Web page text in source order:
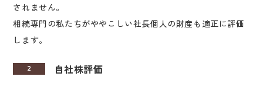
されません。
相続専門の私たちがややこしい社長個人の財産も適正に評価
します。
2 自社株評価